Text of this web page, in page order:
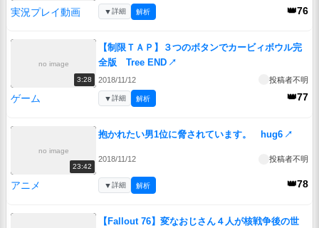
実況プレイ動画 👑76
▼詳細 解析
no image
3:28
【制限ＴＡＰ】３つのボタンでカービィボウル完
全版 Tree END ↗
2018/11/12 投稿者不明
ゲーム 👑77
▼詳細 解析
no image
23:42
抱かれたい男1位に脅されています。 hug6 ↗
2018/11/12 投稿者不明
アニメ 👑78
▼詳細 解析
【Fallout 76】変なおじさん４人が核戦争後の世